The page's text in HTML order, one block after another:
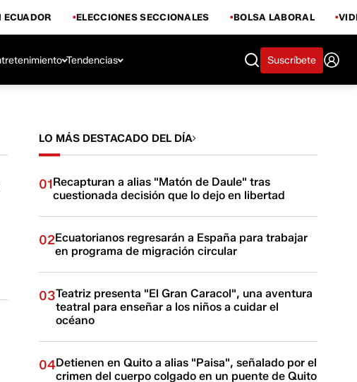
ECUADOR ELECCIONES SECCIONALES BOLSA LABORAL
Tendencias Suscríbete
LO MÁS DESTACADO DEL DÍA
01Recapturan a alias "Matón de Daule" tras
cuestionada decisión que lo dejo en libertad
02Ecuatorianos regresarán a España para trabajar
en programa de migración circular
03Teatriz presenta "El Gran Caracol", una aventura
teatral para enseñar a los niños a cuidar el
océano
04Detienen en Quito a alias "Paisa", señalado por el
crimen del cuerpo colgado en un puente de Quito